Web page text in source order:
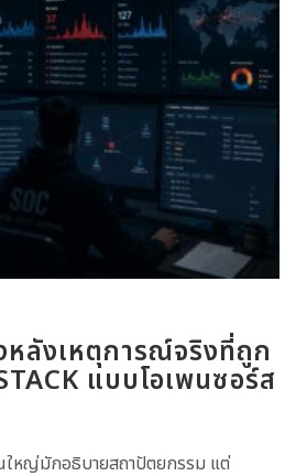
หลังเหตุการณ์จริงที่ถูก
แบบโอเพนซอร์ส
ใหญ่มักอธิบายสถาปัตยกรรม แต่